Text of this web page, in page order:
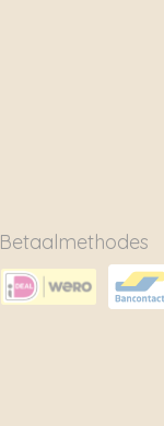
Betaalmethodes